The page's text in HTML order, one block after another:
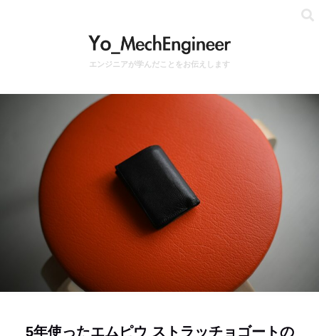
エンジニアが学んだことをお伝えします
5年使ったエムピウ ストラッチョゴートの